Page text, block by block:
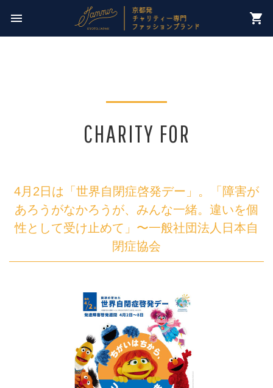
今週のチャリティー先は
【 NPO法人パレスチナ子どものキャンペーン 】
menu shopping_cart
CHARITY FOR
4月2日は「世界自閉症啓発デー」。「障害が
あろうがなかろうが、みんな一緒。違いを個
性として受け止めて」〜一般社団法人日本自
閉症協会